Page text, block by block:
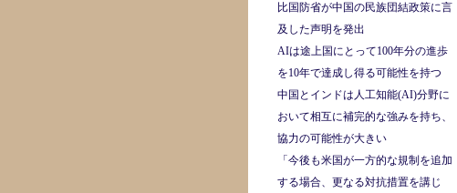
比国防省が中国の民族団結政策に言
及した声明を発出
AIは途上国にとって100年分の進歩
を10年で達成し得る可能性を持つ
中国とインドは人工知能(AI)分野に
おいて相互に補完的な強みを持ち、
協力の可能性が大きい
「今後も米国が一方的な規制を追加
する場合、更なる対抗措置を講じ